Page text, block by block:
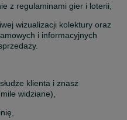
z regulaminami gier i loterii,
wizualizacji kolektury oraz
i informacyjnych
klienta i znasz
widziane),